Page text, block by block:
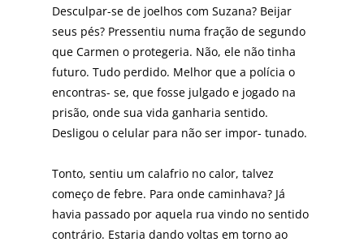
Desculpar-se de joelhos com Suzana? Beijar
seus pés? Pressentiu numa fração de segundo
que Carmen o protegeria. Não, ele não tinha
futuro. Tudo perdido. Melhor que a polícia o
encontras- se, que fosse julgado e jogado na
prisão, onde sua vida ganharia sentido.
Desligou o celular para não ser impor- tunado.
Tonto, sentiu um calafrio no calor, talvez
começo de febre. Para onde caminhava? Já
havia passado por aquela rua vindo no sentido
contrário. Estaria dando voltas em torno ao